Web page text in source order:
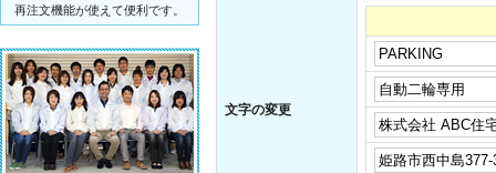
文字の変更
再注文機能が使えて便利です。